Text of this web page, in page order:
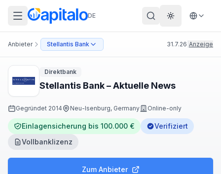
DE Theme
Anbieter Stellantis Bank 31.7.26 Anzeige
Direktbank
Stellantis Bank – Aktuelle News
Gegründet 2014 Neu-Isenburg, Germany Online-only
Einlagensicherung bis 100.000 €
Verifiziert
Vollbanklizenz
Zum Anbieter